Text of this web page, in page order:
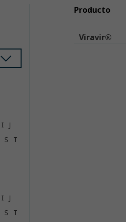
I
J
S
T
I
J
S
T
Producto
Viravir®